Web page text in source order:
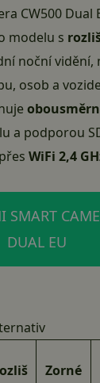
CW500 Dual
modelu s
noční
osob a
a podporou
WiFi 2,4
SMART
DUAL EU
Zorné